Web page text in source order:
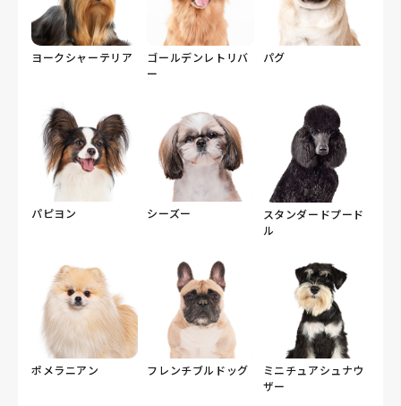
ヨークシャーテリア
ゴールデンレトリバ
ー
パグ
パピヨン シーズー
スタンダードプード
ル
ポメラニアン フレンチブルドッグ
ミニチュアシュナウ
ザー